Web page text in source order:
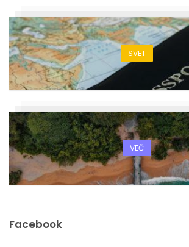
SVET
VEČ
Facebook